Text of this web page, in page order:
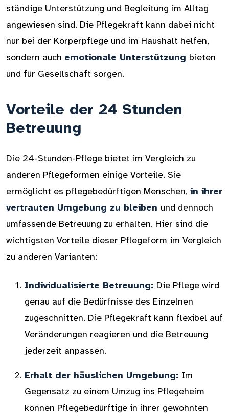
ständige Unterstützung und Begleitung im Alltag
angewiesen sind. Die Pflegekraft kann dabei nicht
nur bei der Körperpflege und im Haushalt helfen,
sondern auch emotionale Unterstützung bieten
und für Gesellschaft sorgen.
Vorteile der 24 Stunden
Betreuung
Die 24-Stunden-Pflege bietet im Vergleich zu
anderen Pflegeformen einige Vorteile. Sie
ermöglicht es pflegebedürftigen Menschen, in ihrer
vertrauten Umgebung zu bleiben und dennoch
umfassende Betreuung zu erhalten. Hier sind die
wichtigsten Vorteile dieser Pflegeform im Vergleich
zu anderen Varianten:
Individualisierte Betreuung: Die Pflege wird
genau auf die Bedürfnisse des Einzelnen
zugeschnitten. Die Pflegekraft kann flexibel auf
Veränderungen reagieren und die Betreuung
jederzeit anpassen.
Erhalt der häuslichen Umgebung: Im
Gegensatz zu einem Umzug ins Pflegeheim
können Pflegebedürftige in ihrer gewohnten